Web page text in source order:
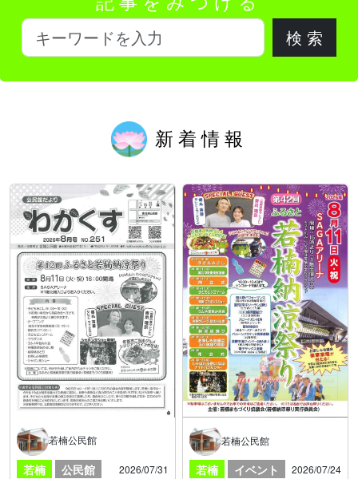
新着情報
若楠公民館
若楠 公民館 2026/07/31
若楠公民館
若楠 イベント 2026/07/24